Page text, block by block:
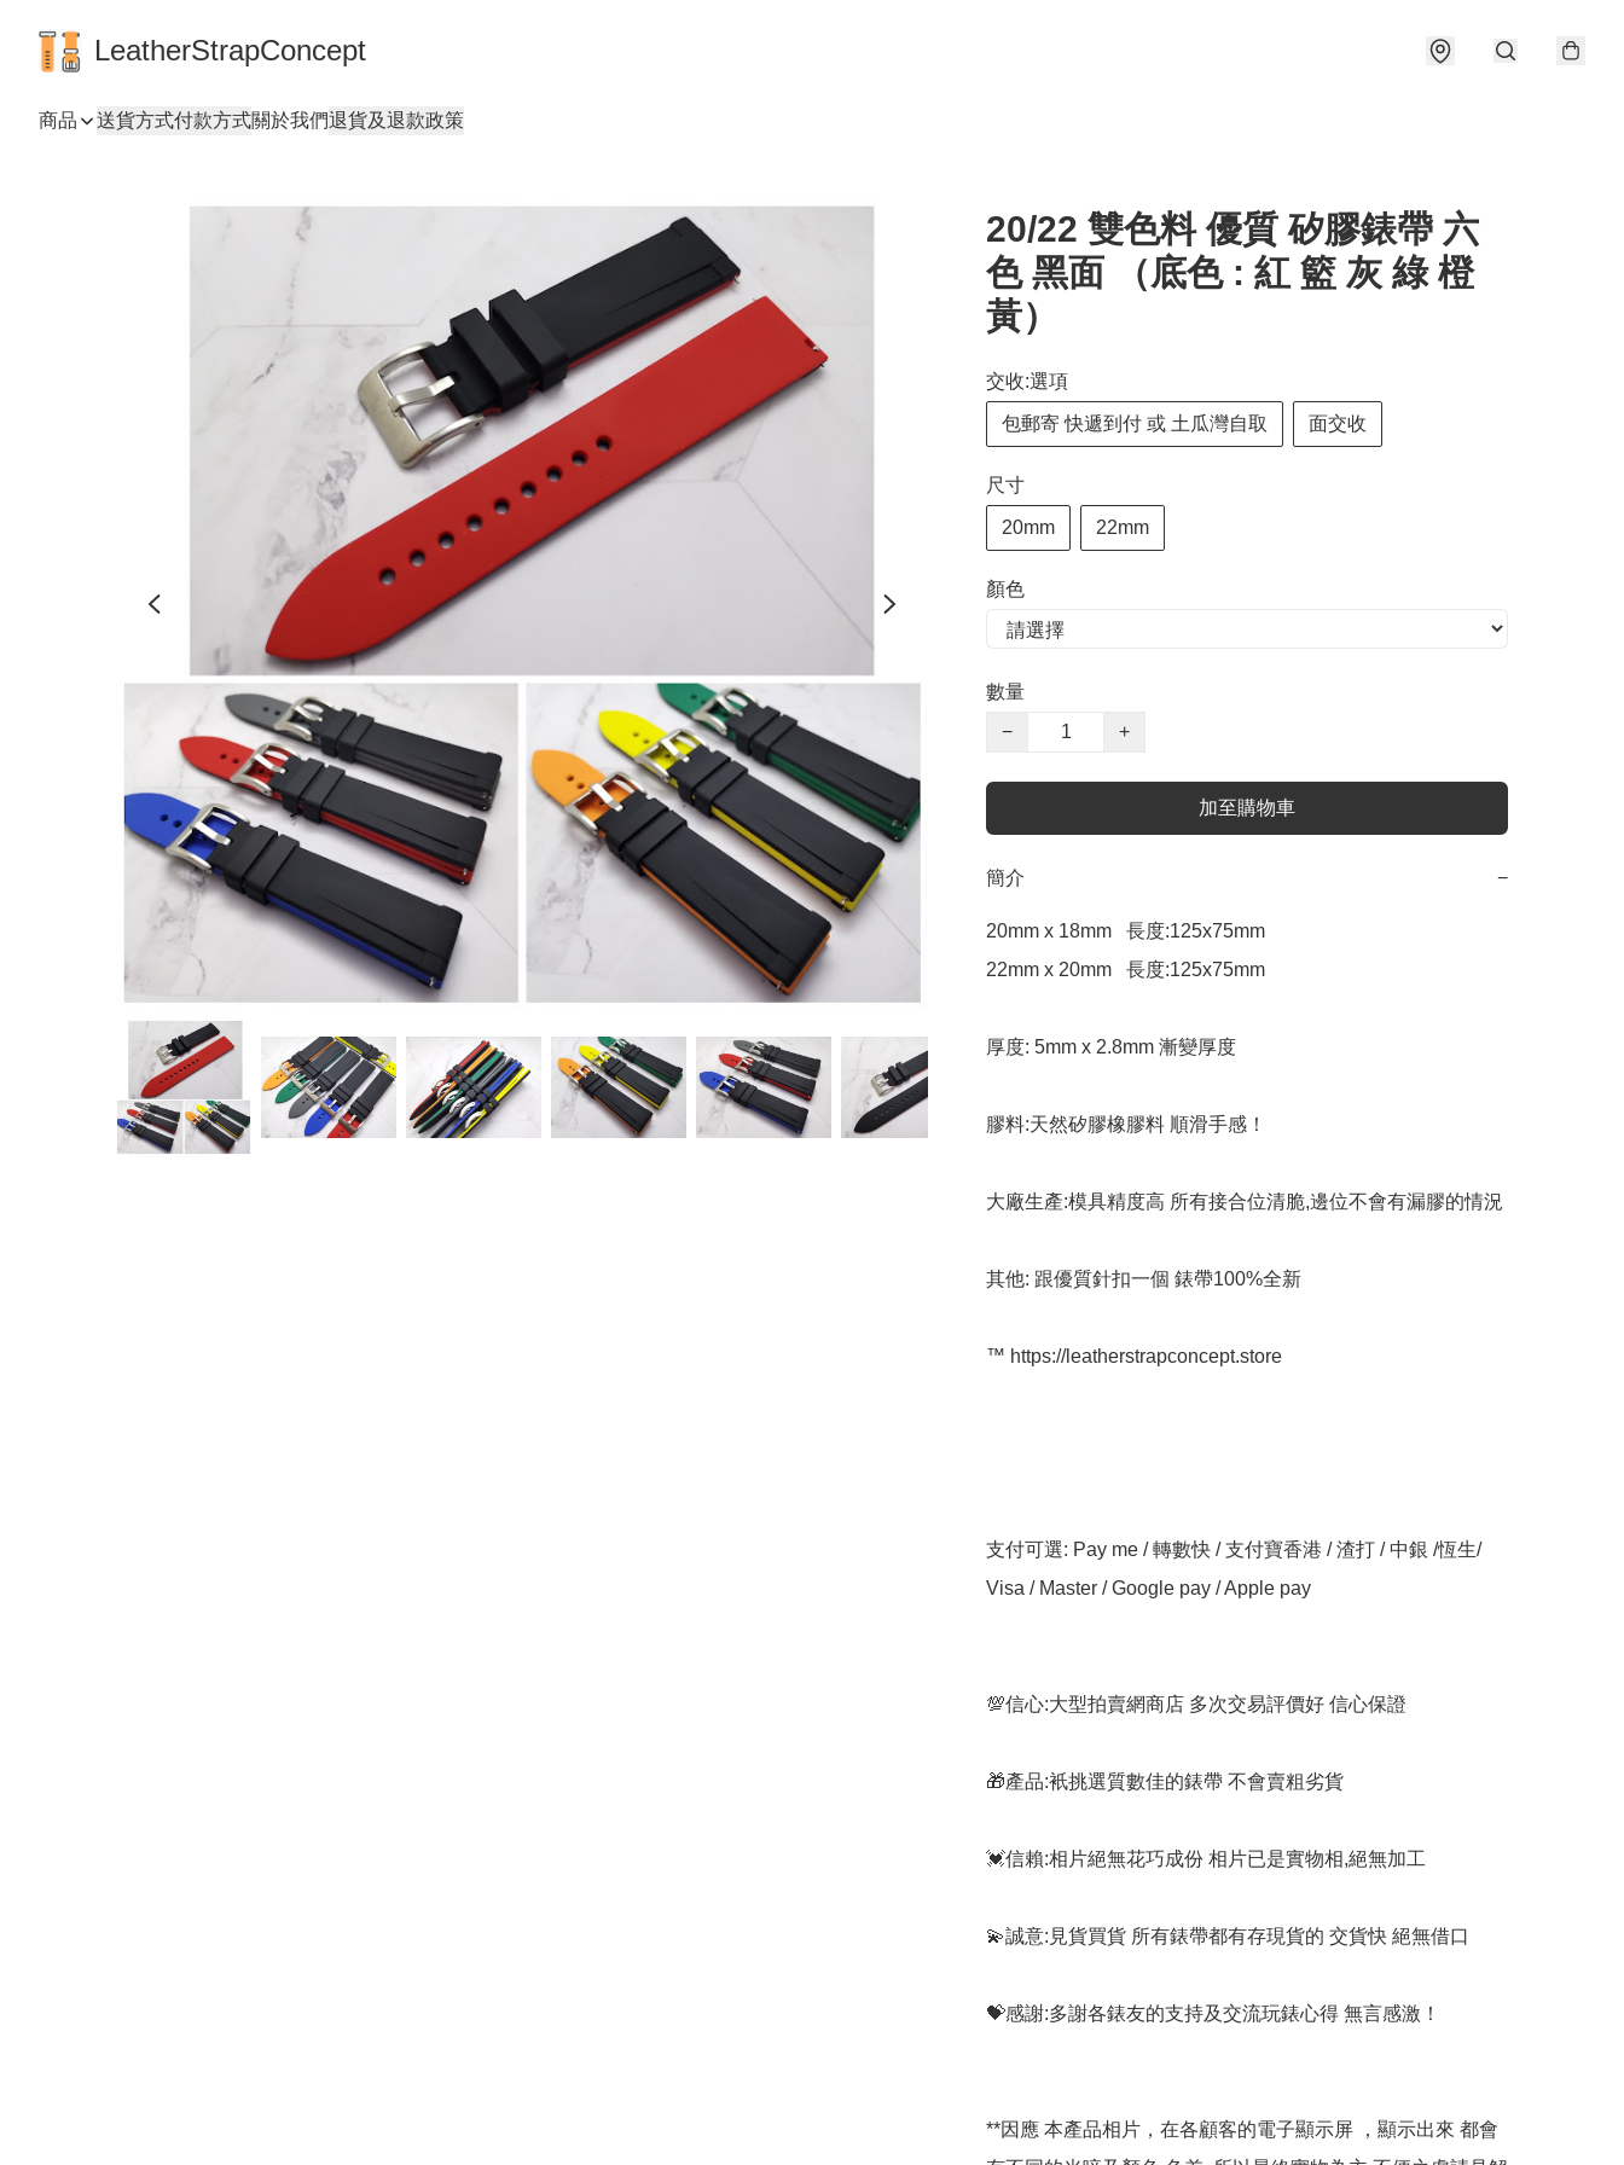
LeatherStrapConcept
商品 送貨方式付款方式關於我們退貨及退款政策
20/22 雙色料 優質 矽膠錶帶 六
色 黑面 （底色 : 紅 籃 灰 綠 橙
黃）
交收:選項
包郵寄 快遞到付 或 土瓜灣自取 面交收
尺寸
20mm 22mm
顏色
數量
−
+
加至購物車
簡介 −
20mm x 18mm   長度:125x75mm
22mm x 20mm   長度:125x75mm
厚度: 5mm x 2.8mm 漸變厚度
膠料:天然矽膠橡膠料 順滑手感！
大廠生產:模具精度高 所有接合位清脆,邊位不會有漏膠的情況
其他: 跟優質針扣一個 錶帶100%全新
™️ https://leatherstrapconcept.store
支付可選: Pay me / 轉數快 / 支付寶香港 / 渣打 / 中銀 /恆生/
Visa / Master / Google pay / Apple pay
💯信心:大型拍賣網商店 多次交易評價好 信心保證
🎁產品:衹挑選質數佳的錶帶 不會賣粗劣貨
💓信賴:相片絕無花巧成份 相片已是實物相,絕無加工
💫誠意:見貨買貨 所有錶帶都有存現貨的 交貨快 絕無借口
💝感謝:多謝各錶友的支持及交流玩錶心得 無言感激！
**因應 本產品相片，在各顧客的電子顯示屏 ，顯示出來 都會